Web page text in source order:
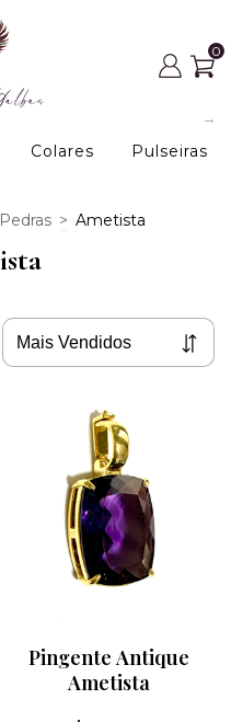
0
Colares Pulseiras
> Ametista
Pingente Antique
Ametista